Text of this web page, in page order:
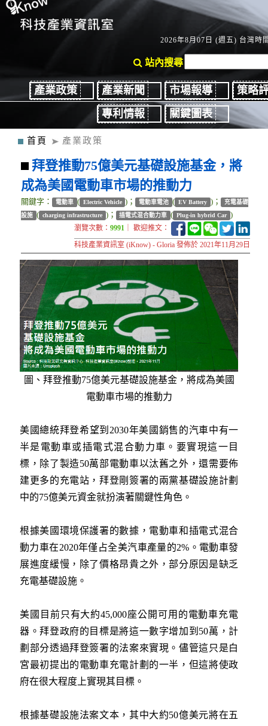
2026年8月07日 (週五) 台灣時
站內搜尋
產業政策 產業新聞 市場報導
策略
專利情報
關鍵圖表
首頁 產業政策
拜登推動75億美元基礎設施基金，將
成為美國電動車市場的推動力
關鍵字： 電動車 ( Electric Vehicle )； 電動車電池 ( EV Battery )；
充電基礎
設施 ( charging infrastructure )； 插電式混合動力車 ( Plug-in hybrid Car )
瀏覽次數：9991 ｜ 歡迎推文：
科技產業資訊室 (iKnow) - Gloria 發佈於 2021年11月29日
圖、拜登推動75億美元基礎設施基金，將成為美國
電動車市場的推動力
美國總統拜登希望到2030年美國銷售的汽車中有一
半是電動車或插電式混合動力車。要實現這一目
標，除了製造50萬部電動車以汰舊之外，還需要佈
建更多的充電站，拜登剛簽署的兩黨基礎設施計劃
中的75億美元資金就扮演著關鍵性角色。
根據美國環境保護署的數據，電動車和插電式混合
動力車在2020年僅占全美汽車產量的2%。電動車發
展進度緩慢，除了價格昂貴之外，部分原因是缺乏
充電基礎設施。
美國目前只有大約45,000座公開可用的電動車充電
器。拜登政府的目標是將這一數字增加到50萬，計
劃部分透過拜登簽署的法案來實現。儘管這只是白
宮最初提出的電動車充電計劃的一半，但這將使政
府在很大程度上實現其目標。
根據基礎設施法案文本，其中大約50億美元將在五